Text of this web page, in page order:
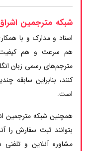
شبکه مترجمین
اسناد و مدارک و با
هم سرعت و هم کیفیت
مترجم‌های رسمی زبان
کنند، بنابراین سابقه
است.
همچنین شبکه مترجمین
بتوانند ثبت سفارش را
مشاوره آنلاین و تلفنی